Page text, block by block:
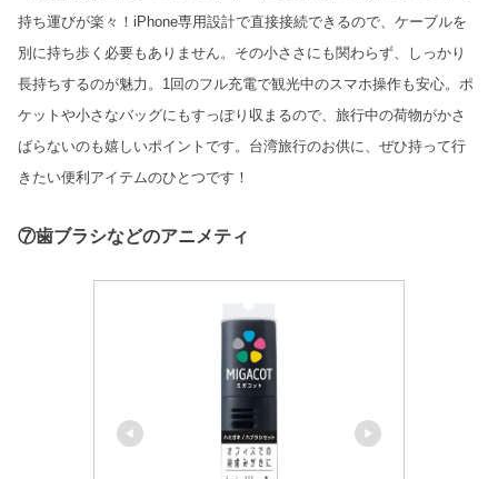
持ち運びが楽々！iPhone専用設計で直接接続できるので、ケーブルを
別に持ち歩く必要もありません。その小ささにも関わらず、しっかり
長持ちするのが魅力。 1 回のフル充電で観光中のスマホ操作も安心。ポ
ケットや小さなバッグにもすっぽり収まるので、旅行中の荷物がかさ
ばらないのも嬉しいポイントです。台湾旅行のお供に、ぜひ持って行
きたい便利アイテムのひとつです！
⑦歯ブラシなどのアニメティ